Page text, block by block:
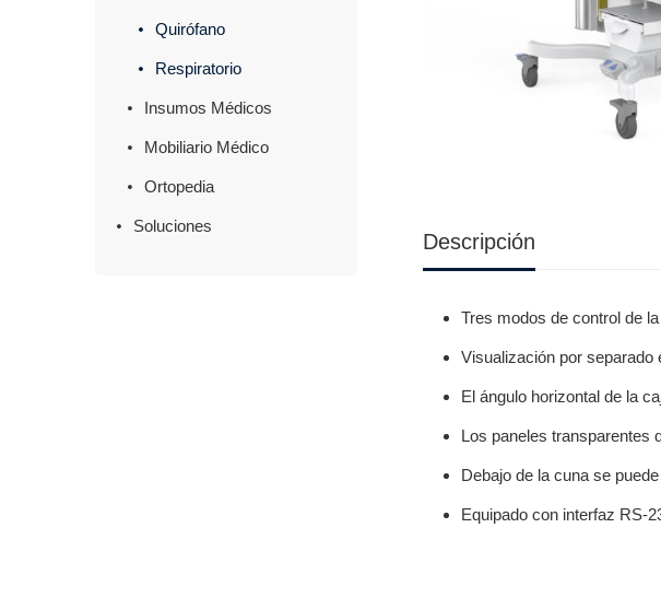
Quirófano
Respiratorio
Insumos Médicos
Mobiliario Médico
Ortopedia
Soluciones
Descripción
Tres modos de control de
Visualización por separado
El ángulo horizontal de la
Los paneles transparentes
Debajo de la cuna se
Equipado con interfaz RS-